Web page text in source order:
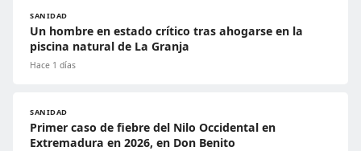
SANIDAD
Un hombre en estado crítico tras ahogarse en la
piscina natural de La Granja
Hace 1 días
SANIDAD
Primer caso de fiebre del Nilo Occidental en
Extremadura en 2026, en Don Benito